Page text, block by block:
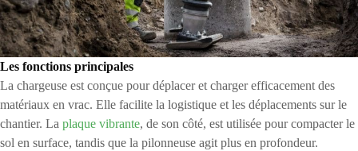
Les fonctions principales
La chargeuse est conçue pour déplacer et charger efficacement des
matériaux en vrac. Elle facilite la logistique et les déplacements sur le
chantier. La plaque vibrante, de son côté, est utilisée pour compacter le
sol en surface, tandis que la pilonneuse agit plus en profondeur.